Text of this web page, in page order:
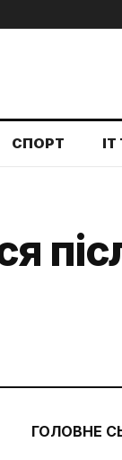
СПОРТ IT
ГОЛОВНЕ